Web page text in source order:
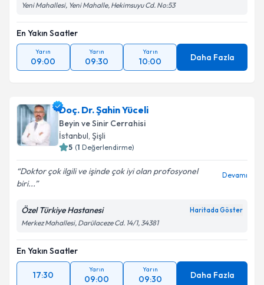
Yeni Mahallesi, Yeni Mahalle, Hekimsuyu Cd. No:53
En Yakın Saatler
Yarın
09:00
Yarın
09:30
Yarın
10:00 Daha Fazla
Doç. Dr. Şahin Yüceli
Beyin ve Sinir Cerrahisi
İstanbul, Şişli
5 (1 Değerlendirme)
Doktor çok ilgili ve işinde çok iyi olan profosyonel
biri...
Devamı
Özel Türkiye Hastanesi Haritada Göster
Merkez Mahallesi, Darülaceze Cd. 14/1, 34381
En Yakın Saatler
17:30
Yarın
09:00
Yarın
09:30 Daha Fazla